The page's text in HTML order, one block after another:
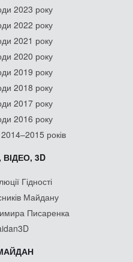
2023 року
2022 року
2021 року
2020 року
2019 року
2018 року
2017 року
2016 року
років
3D
Гідності
Майдану
Писаренка